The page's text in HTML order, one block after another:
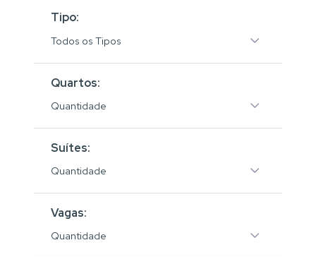
Tipo:
Todos os Tipos
Quartos:
Quantidade
Suítes:
Quantidade
Vagas:
Quantidade